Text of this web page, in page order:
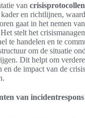
van crisisprotocollen
en richtlijnen,
gaat in het nemen
stelt het
te handelen en te
om de situatie
Dit helpt om
en de impact van de
van incidentrespons